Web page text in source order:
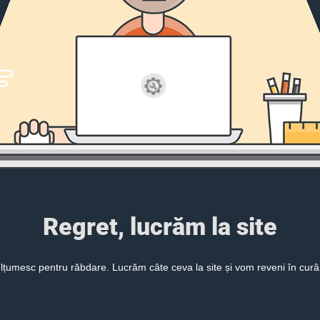
Regret, lucrăm la site
pentru răbdare. Lucrăm câte ceva la site și vom reveni în